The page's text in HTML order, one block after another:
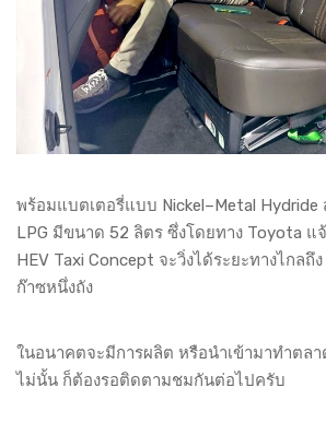
พร้อมแบตเตอรี่แบบ Nickel–Metal Hydride
LPG มีขนาด 52 ลิตร ซึ่งโดยทาง Toyota แ
HEV Taxi Concept จะวิ่งได้ระยะทางไกลถึ
ก๊าซหนึ่งถัง
ในอนาคตจะมีการผลิต หรือนำเข้ามาทำตล
ไม่นั้น ก็ต้องรอติดตามชมกันต่อไปครับ